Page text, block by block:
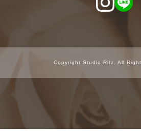
Copyright Studio Ritz. All